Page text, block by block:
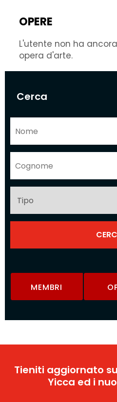
Cerca
MEMBRI
OPERE
L'utente non ha
opera d'arte.
Tieniti aggiornato
Yicca ed i